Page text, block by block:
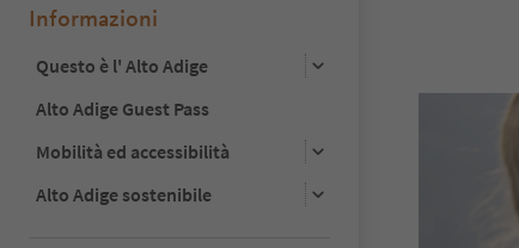
Informazioni
Questo è l' Alto Adige
Alto Adige Guest Pass
Mobilità ed accessibilità
Alto Adige sostenibile